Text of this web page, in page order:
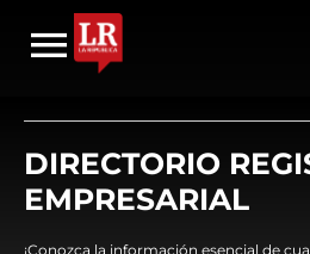
DIRECTORIO
EMPRESARIAL
¡Conozca la información esencial de